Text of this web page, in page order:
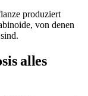
produziert
von denen
alles